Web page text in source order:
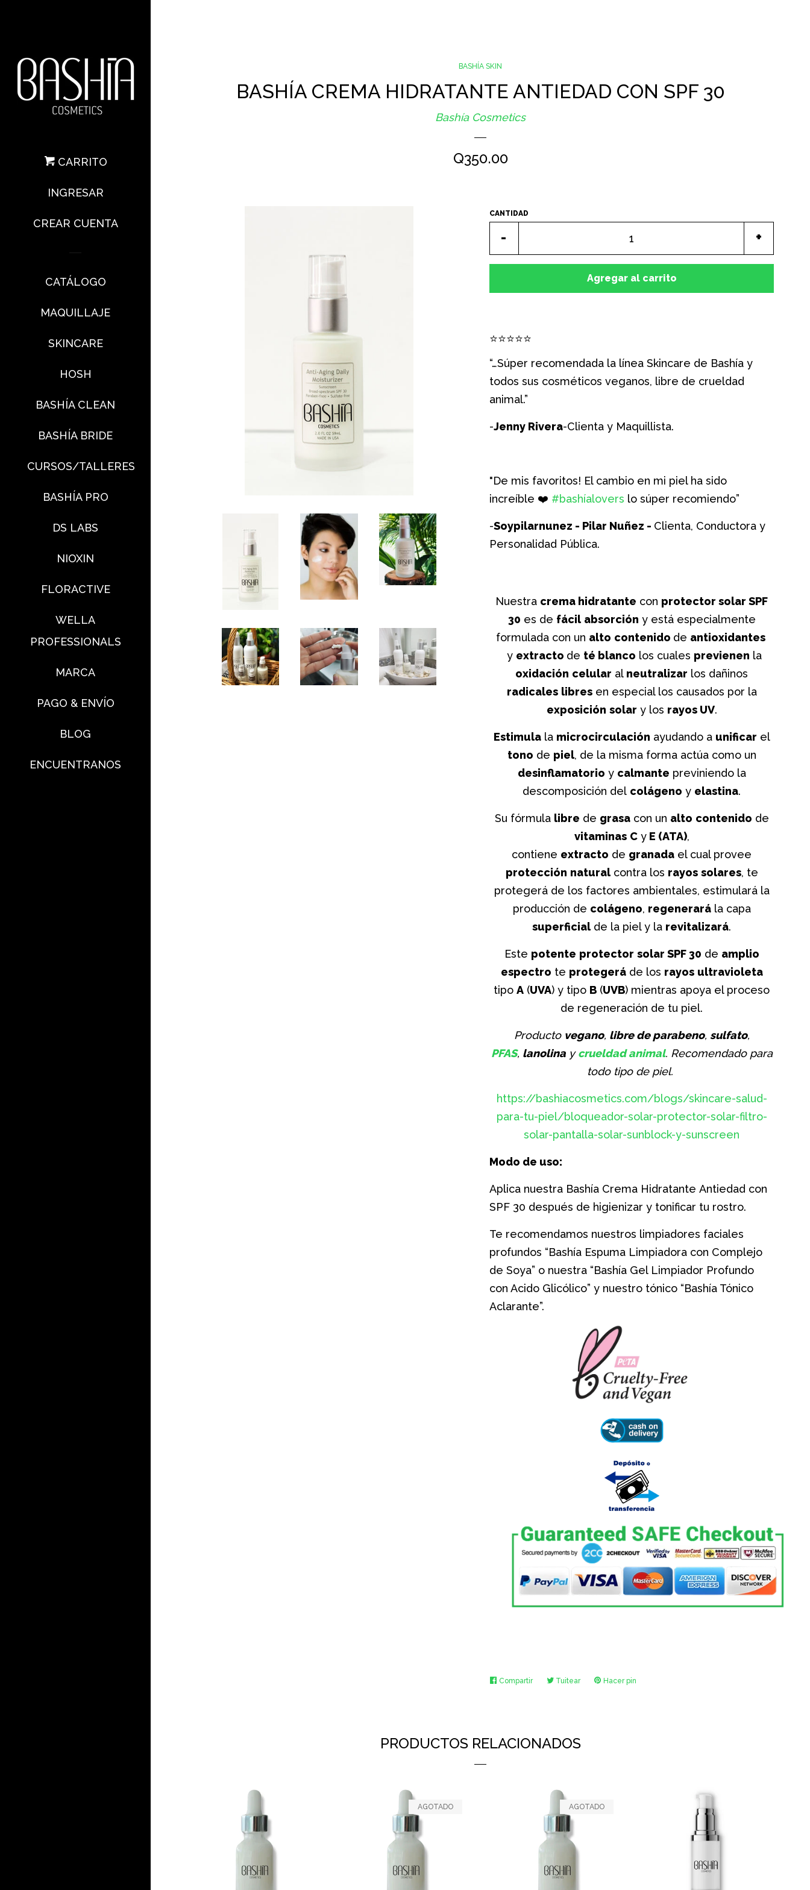
CARRITO
INGRESAR
CREAR CUENTA
CATÁLOGO
MAQUILLAJE
SKINCARE
HOSH
BASHÍA CLEAN
BASHÍA BRIDE
CURSOS/TALLERES
BASHÍA PRO
DS LABS
NIOXIN
FLORACTIVE
WELLA
PROFESSIONALS
MARCA
PAGO & ENVÍO
BLOG
ENCUENTRANOS
BASHÍA SKIN
BASHÍA CREMA HIDRATANTE ANTIEDAD CON SPF 30
Bashía Cosmetics
PRECIO
Q350.00
CANTIDAD
+
uno
-
uno
de
artículos
Agregar al carrito
⭐⭐⭐⭐⭐
“…Súper recomendada la línea Skincare de Bashía y
todos sus cosméticos veganos, libre de crueldad
animal.”
-Jenny Rivera-Clienta y Maquillista.
"De mis favoritos! El cambio en mi piel ha sido
increíble ❤️ #bashíalovers lo súper recomiendo”
-Soypilarnunez - Pilar Nuñez - Clienta, Conductora y
Personalidad Pública.
Nuestra crema hidratante con protector solar SPF
30 es de fácil absorción y está especialmente
formulada con un alto contenido de antioxidantes
y extracto de té blanco los cuales previenen la
oxidación celular al neutralizar los dañinos
radicales libresen especial los causados por la
exposición solar y los rayos UV.
Estimulala microcirculación ayudando a unificar el
tono de piel, de la misma forma actúa como un
desinflamatorio y calmante previniendo la
descomposición del colágeno y elastina.
Su fórmula libre de grasacon un alto contenido de
vitaminas CyE (ATA),
contiene extracto de granada el cual provee
protección naturalcontra los rayos solares, te
protegerá de los factores ambientales, estimulará la
producción de colágeno, regenerarála capa
superficial de la piel y la revitalizará.
Este potente protector solar SPF 30 de amplio
espectro te protegeráde los rayos ultravioleta
tipo A (UVA) y tipo B (UVB) mientras apoya el proceso
de regeneración de tu piel.
Producto vegano, libre de parabeno, sulfato,
PFAS, lanolinaycrueldad animal. Recomendado para
todo tipo de piel.
https://bashiacosmetics.com/blogs/skincare-salud-
para-tu-piel/bloqueador-solar-protector-solar-filtro-
solar-pantalla-solar-sunblock-y-sunscreen
Modo de uso:
Aplica nuestra Bashía Crema Hidratante Antiedad con
SPF 30 después de higienizar y tonificar tu rostro.
Te recomendamos nuestros limpiadores faciales
profundos “Bashía Espuma Limpiadora con Complejo
de Soya” o nuestra “Bashía Gel Limpiador Profundo
con Acido Glicólico” y nuestro tónico “Bashía Tónico
Aclarante”.
CompartirCompartirTuitearTuitearHacer pin
PRODUCTOS RELACIONADOS
AGOTADO AGOTADO